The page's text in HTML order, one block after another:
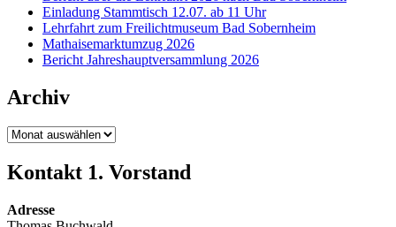
Einladung Stammtisch 12.07. ab 11 Uhr
Lehrfahrt zum Freilichtmuseum Bad Sobernheim
Mathaisemarktumzug 2026
Bericht Jahreshauptversammlung 2026
Archiv
Archiv
Kontakt 1. Vorstand
Adresse